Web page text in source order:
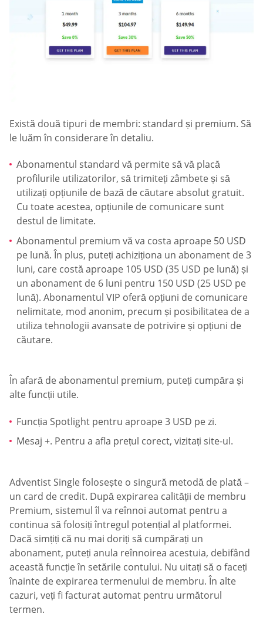
Există două tipuri de membri: standard și premium. Să
le luăm în considerare în detaliu.
Abonamentul standard vă permite să vă placă
profilurile utilizatorilor, să trimiteți zâmbete și să
utilizați opțiunile de bază de căutare absolut gratuit.
Cu toate acestea, opțiunile de comunicare sunt
destul de limitate.
Abonamentul premium vă va costa aproape 50 USD
pe lună. În plus, puteți achiziționa un abonament de 3
luni, care costă aproape 105 USD (35 USD pe lună) și
un abonament de 6 luni pentru 150 USD (25 USD pe
lună). Abonamentul VIP oferă opțiuni de comunicare
nelimitate, mod anonim, precum și posibilitatea de a
utiliza tehnologii avansate de potrivire și opțiuni de
căutare.
În afară de abonamentul premium, puteți cumpăra și
alte funcții utile.
Funcția Spotlight pentru aproape 3 USD pe zi.
Mesaj +. Pentru a afla prețul corect, vizitați site-ul.
Adventist Single folosește o singură metodă de plată –
un card de credit. După expirarea calității de membru
Premium, sistemul îl va reînnoi automat pentru a
continua să folosiți întregul potențial al platformei.
Dacă simțiți că nu mai doriți să cumpărați un
abonament, puteți anula reînnoirea acestuia, debifând
această funcție în setările contului. Nu uitați să o faceți
înainte de expirarea termenului de membru. În alte
cazuri, veți fi facturat automat pentru următorul
termen.